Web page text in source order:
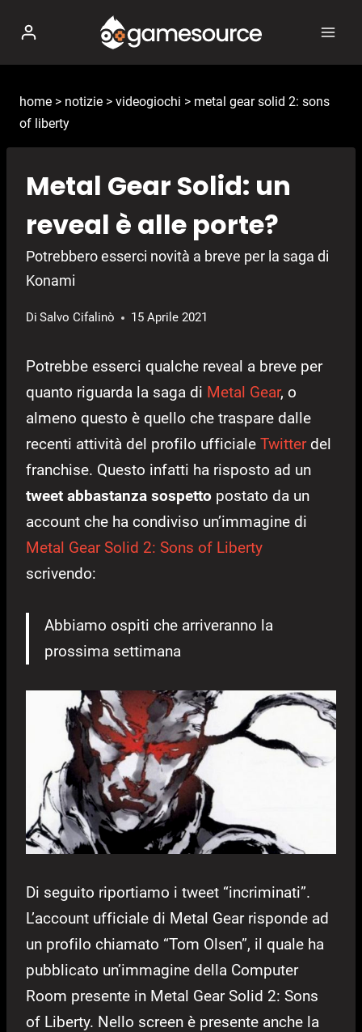
contenuto
home > notizie > videogiochi > metal gear solid 2: sons
of liberty
Metal Gear Solid: un
reveal è alle porte?
Potrebbero esserci novità a breve per la saga di
Konami
Di Salvo Cifalinò 15 Aprile 2021
Potrebbe esserci qualche reveal a breve per
quanto riguarda la saga di Metal Gear, o
almeno questo è quello che traspare dalle
recenti attività del profilo ufficiale Twitterdel
franchise. Questo infatti ha risposto ad un
tweet abbastanza sospetto postato da un
account che ha condiviso un’immagine di
Metal Gear Solid 2: Sons of Liberty
scrivendo:
Abbiamo ospiti che arriveranno la
prossima settimana
Di seguito riportiamo i tweet “incriminati”.
L’account ufficiale di Metal Gear risponde ad
un profilo chiamato “Tom Olsen”, il quale ha
pubblicato un’immagine della Computer
Room presente in Metal Gear Solid 2: Sons
of Liberty. Nello screen è presente anche la